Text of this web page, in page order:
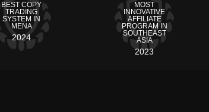
MOST
INNOVATIVE
AFFILIATE
PROGRAM IN
SOUTHEAST
ASIA
2023
BEST COPY
TRADING
SYSTEM IN
MENA
2024